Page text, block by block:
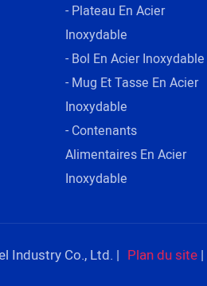
- Plateau En Acier
Inoxydable
- Bol En Acier Inoxydable
- Mug Et Tasse En Acier
Inoxydable
- Contenants
Alimentaires En Acier
Inoxydable
Industry Co., Ltd. | Plan du site |